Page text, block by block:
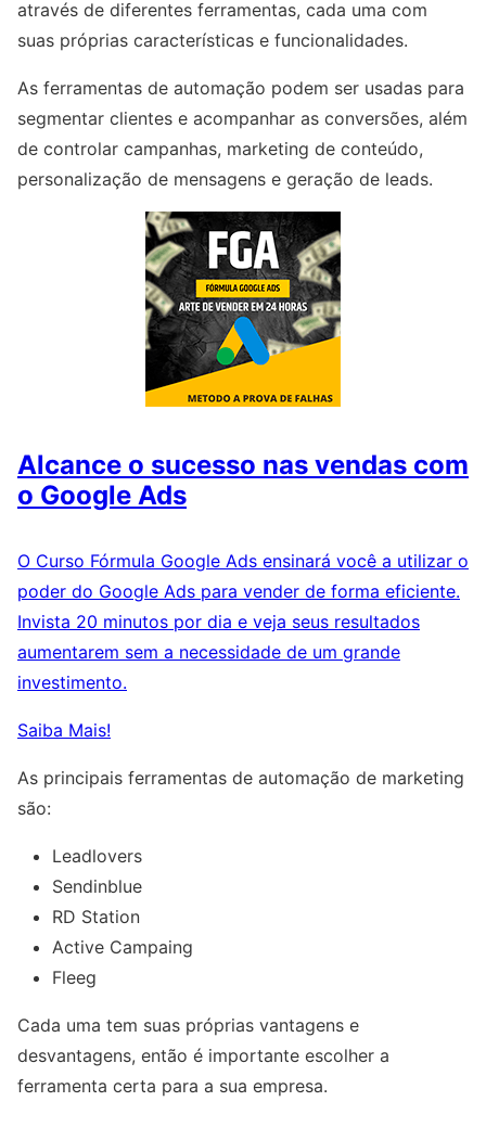
através de diferentes ferramentas, cada uma com
suas próprias características e funcionalidades.
As ferramentas de automação podem ser usadas para
segmentar clientes e acompanhar as conversões, além
de controlar campanhas, marketing de conteúdo,
personalização de mensagens e geração de leads.
Alcance o sucesso nas vendas com
o Google Ads
O Curso Fórmula Google Ads ensinará você a utilizar o
poder do Google Ads para vender de forma eficiente.
Invista 20 minutos por dia e veja seus resultados
aumentarem sem a necessidade de um grande
investimento.
Saiba Mais!
As principais ferramentas de automação de marketing
são:
Leadlovers
Sendinblue
RD Station
Active Campaing
Fleeg
Cada uma tem suas próprias vantagens e
desvantagens, então é importante escolher a
ferramenta certa para a sua empresa.